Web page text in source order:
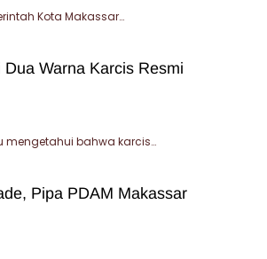
Kota Makassar…
Warna Karcis Resmi
mengetahui bahwa karcis…
Pipa PDAM Makassar